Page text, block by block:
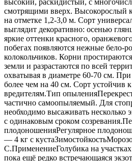
высокий, раскидистый, с
смотрящими вверх. Высокорослый
на отметке 1,2-3,0 м. Сорт
выглядит декоративно: осенью
яркие оттенки красного,
побегах появляются нежные бело-
колокольчиков. Корни
земли и разрастаются по всей
охватывая в диаметре 60-70 см. При
более чем на 40 см. Сорт устойчив
вредителям.Тип
частично самоопыляемый. Для
необходимо высаживать несколько
с одинаковым сроком
плодоношенияРегулярное
— 4 кг с
С.ПрименениеГолубика на
пока ещё редко встречающаяся